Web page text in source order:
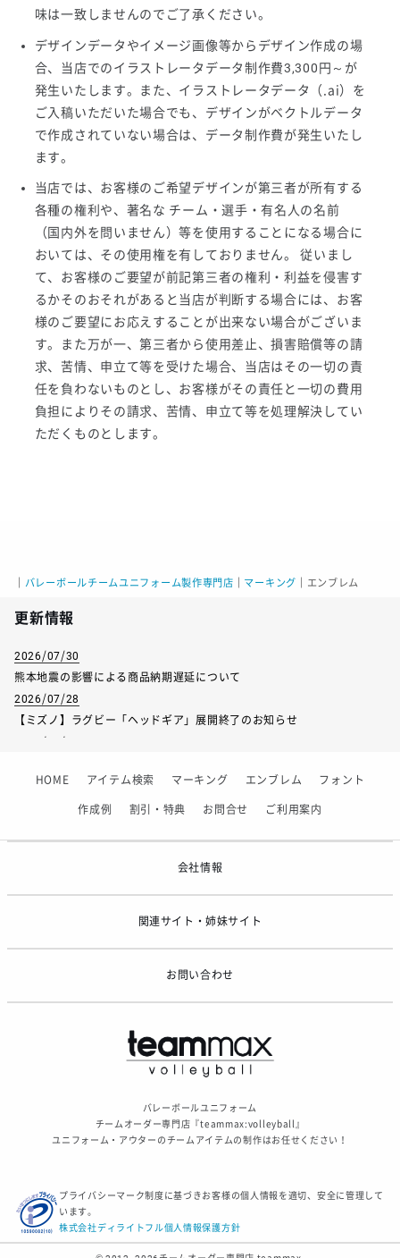
味は一致しませんのでご了承ください。
デザインデータやイメージ画像等からデザイン作成の場
合、当店でのイラストレータデータ制作費3,300円～が
発生いたします。また、イラストレータデータ（.ai）を
ご入稿いただいた場合でも、デザインがベクトルデータ
で作成されていない場合は、データ制作費が発生いたし
ます。
当店では、お客様のご希望デザインが第三者が所有する
各種の権利や、著名な チーム・選手・有名人の名前
（国内外を問いません）等を使用することになる場合に
おいては、その使用権を有しておりません。 従いまし
て、お客様のご要望が前記第三者の権利・利益を侵害す
るかそのおそれがあると当店が判断する場合には、お客
様のご要望にお応えすることが出来ない場合がございま
す。また万が一、第三者から使用差止、損害賠償等の請
求、苦情、申立て等を受けた場合、当店はその一切の責
任を負わないものとし、お客様がその責任と一切の費用
負担によりその請求、苦情、申立て等を処理解決してい
ただくものとします。
バレーボールチームユニフォーム製作専門店 マーキング エンブレム
更新情報
2026/07/30
熊本地震の影響による商品納期遅延について
2026/07/28
【ミズノ】ラグビー「ヘッドギア」展開終了のお知らせ
2026/06/09
【アシックス】一部商品「生地の在庫限り」廃盤のお知らせ
HOME アイテム検索 マーキング エンブレム フォント
作成例 割引・特典 お問合せ ご利用案内
会社情報
関連サイト・姉妹サイト
お問い合わせ
バレーボールユニフォーム
チームオーダー専門店『teammax:volleyball』
ユニフォーム・アウターのチームアイテムの制作はお任せください！
プライバシーマーク制度に基づきお客様の個人情報を適切、安全に管理して
います。
株式会社ディライトフル個人情報保護方針